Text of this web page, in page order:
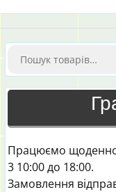
Шукати:
Працюємо
3 10:00 до 18:00.
Замовлення